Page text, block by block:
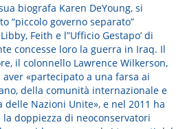
biografa Karen DeYoung, si
“piccolo governo separato”
Feith e l”Ufficio Gestapo’ di
concesse loro la guerra in Iraq. Il
il colonnello Lawrence Wilkerson,
aver «partecipato a una farsa ai
della comunità internazionale e
delle Nazioni Unite», e nel 2011 ha
doppiezza di neoconservatori